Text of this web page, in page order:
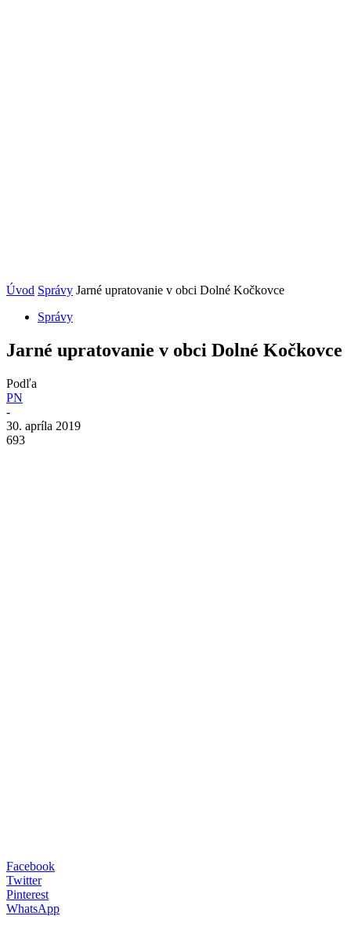
Úvod Správy Jarné upratovanie v obci Dolné Kočkovce
Správy
Jarné upratovanie v obci Dolné Kočkovce
Podľa
PN
-
30. apríla 2019
693
Facebook
Twitter
Pinterest
WhatsApp